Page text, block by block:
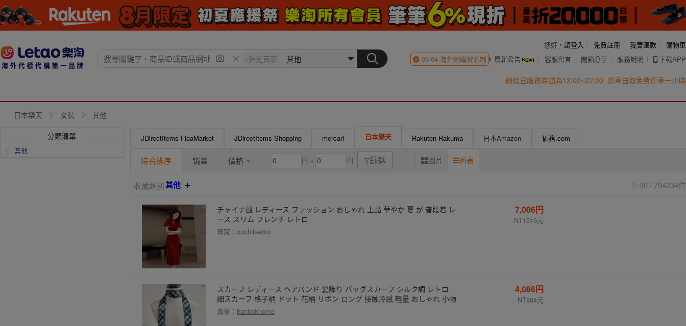
您好， 請登入 免費註冊 我要匯款
購物車
03/04海外網購實名制 最新公告 客服留言 開箱分享 服務說明 下載APP
例假日服務時間為13:00~22:00 開車自取免費停車一小時
日本樂天 女裝 其他
分類清單
其他
JDirectItems FleaMarket JDirectItems Shopping mercari 日本樂天 Rakuten Rakuma 日本Amazon 価格.com
綜合排序 銷量 價格 円 - 円 篩選 圖片 列表
收藏類別其他 1~30 / 794234件
チャイナ風 レディース ファッション おしゃれ 上品 華やか 夏 が 普段着 レ
ース スリム フレンチ レトロ
賣家：ouchikenko
7,006円
NT1516元
スカーフ レディース ヘアバンド 髪飾り バッグスカーフ シルク調 レトロ
細スカーフ 格子柄 ドット 花柄 リボン ロング 接触冷感 軽量 おしゃれ 小物
賣家： hanbokhome
4,086円
NT884元